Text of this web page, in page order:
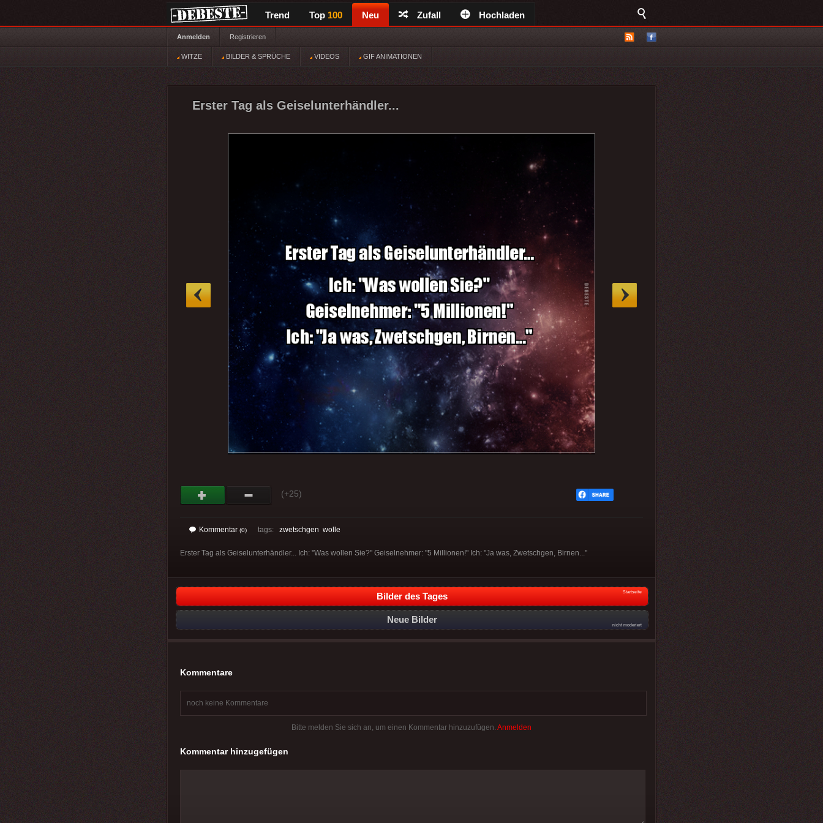
Trend Top 100 Neu Zufall Hochladen
Anmelden Registrieren
WITZE BILDER & SPRÜCHE VIDEOS GIF ANIMATIONEN
Erster Tag als Geiselunterhändler...
(+25)
Kommentar (0) tags: zwetschgen wolle
Erster Tag als Geiselunterhändler... Ich: "Was wollen Sie?" Geiselnehmer: "5 Millionen!" Ich: "Ja was, Zwetschgen, Birnen..."
Bilder des Tages Startseite
Neue Bilder
nicht moderiert
Kommentare
noch keine Kommentare
Bitte melden Sie sich an, um einen Kommentar hinzuzufügen. Anmelden
Kommentar hinzugefügen